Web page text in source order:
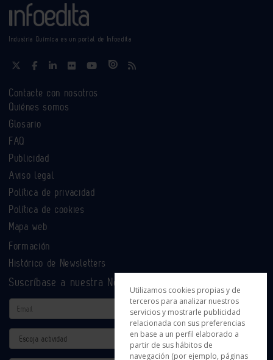
Industria Química es un portal de Infoedita
Contacte con nosotros
Quiénes somos
Glosario
FAQ
Publicidad
Aviso legal
Política de privacidad
Política de cookies
Mapa web
Formación
Histórico de Newsletters
Suscríbase a nuestra Newsletter
Email
Actividad
Utilizamos cookies propias y de
terceros para analizar nuestros
servicios y mostrarle publicidad
relacionada con sus preferencias
en base a un perfil elaborado a
partir de sus hábitos de
navegación (por ejemplo, páginas